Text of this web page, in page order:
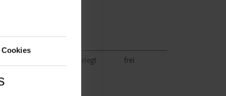
Cookies
belegt frei